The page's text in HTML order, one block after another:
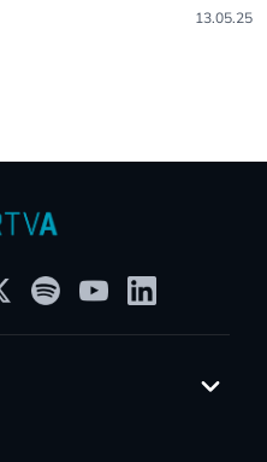
13.05.25